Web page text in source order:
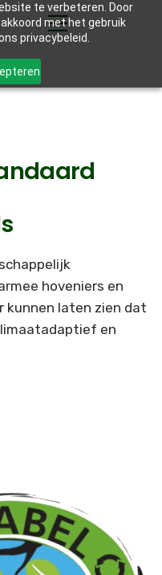
te verbeteren. Door
met het gebruik
privacybeleid.
hoveniers en
laten zien dat
en